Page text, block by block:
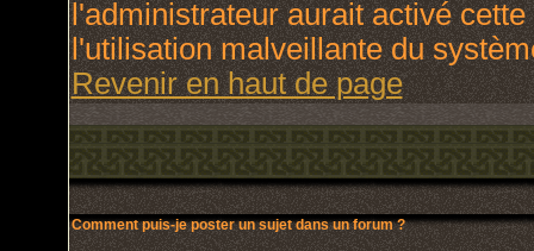
l'administrateur aurait activé
l'utilisation malveillante du
Revenir en haut de page
Comment puis-je poster un sujet dans un forum ?